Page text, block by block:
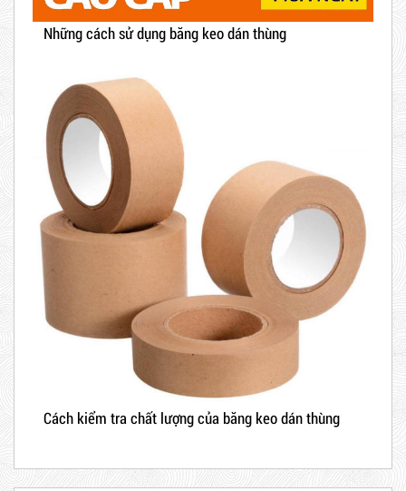
Những cách sử dụng băng keo dán thùng
Cách kiểm tra chất lượng của băng keo dán thùng
Hot